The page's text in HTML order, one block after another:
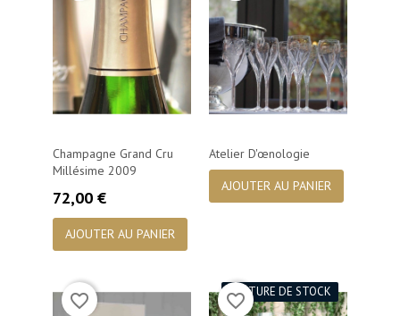
Champagne Grand Cru
Millésime 2009
Prix
72,00 €
AJOUTER AU PANIER
Atelier D'œnologie
AJOUTER AU PANIER
favorite_border RUPTURE DE STOCK
favorite_border